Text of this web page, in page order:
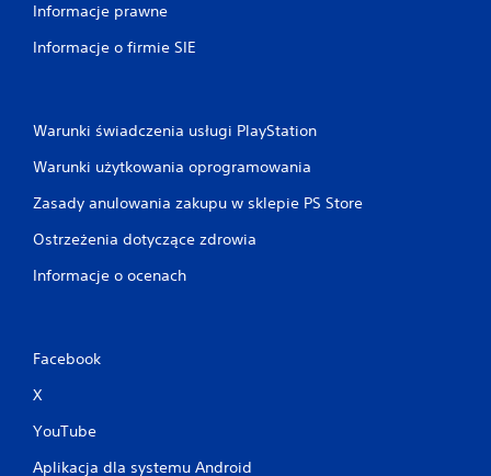
Informacje prawne
Informacje o firmie SIE
Warunki świadczenia usługi PlayStation
Warunki użytkowania oprogramowania
Zasady anulowania zakupu w sklepie PS Store
Ostrzeżenia dotyczące zdrowia
Informacje o ocenach
Facebook
X
YouTube
Aplikacja dla systemu Android